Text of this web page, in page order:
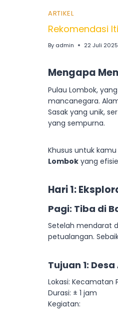
ARTIKEL
Rekomendasi
By admin 22 Juli 2025
Mengapa
Pulau Lombok,
mancanegara.
Sasak yang unik,
yang sempurna.
Khusus untuk
Lombok yang
Hari 1:
Pagi: Tiba di
Setelah mendarat
petualangan.
Tujuan 1:
Lokasi: Kecamatan
Durasi: ± 1 jam
Kegiatan: